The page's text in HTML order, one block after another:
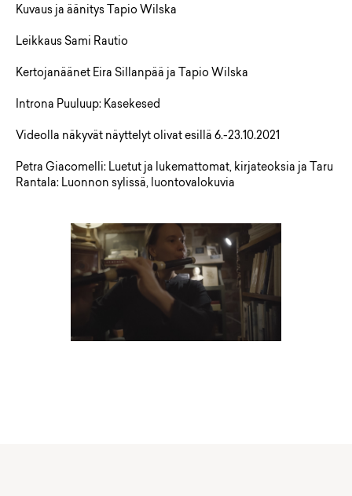
Kuvaus ja äänitys Tapio Wilska
Leikkaus Sami Rautio
Kertojanäänet Eira Sillanpää ja Tapio Wilska
Introna Puuluup: Kasekesed
Videolla näkyvät näyttelyt olivat esillä 6.-23.10.2021
Petra Giacomelli: Luetut ja lukemattomat, kirjateoksia ja Taru
Rantala: Luonnon sylissä, luontovalokuvia